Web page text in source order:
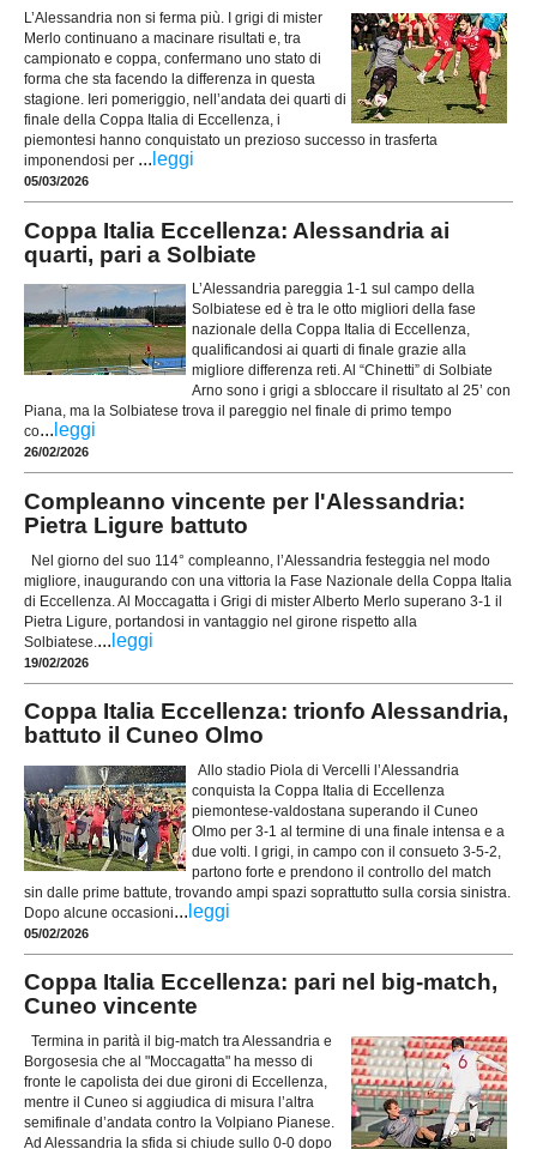
L’Alessandria non si ferma più. I grigi di mister
Merlo continuano a macinare risultati e, tra
campionato e coppa, confermano uno stato di
forma che sta facendo la differenza in questa
stagione. Ieri pomeriggio, nell’andata dei quarti di
finale della Coppa Italia di Eccellenza, i
piemontesi hanno conquistato un prezioso successo in trasferta
imponendosi per ... leggi
05/03/2026
Coppa Italia Eccellenza: Alessandria ai
quarti, pari a Solbiate
L’Alessandria pareggia 1-1 sul campo della
Solbiatese ed è tra le otto migliori della fase
nazionale della Coppa Italia di Eccellenza,
qualificandosi ai quarti di finale grazie alla
migliore differenza reti. Al “Chinetti” di Solbiate
Arno sono i grigi a sbloccare il risultato al 25’ con
Piana, ma la Solbiatese trova il pareggio nel finale di primo tempo
co... leggi
26/02/2026
Compleanno vincente per l'Alessandria:
Pietra Ligure battuto
Nel giorno del suo 114° compleanno, l’Alessandria festeggia nel modo
migliore, inaugurando con una vittoria la Fase Nazionale della Coppa Italia
di Eccellenza. Al Moccagatta i Grigi di mister Alberto Merlo superano 3-1 il
Pietra Ligure, portandosi in vantaggio nel girone rispetto alla
Solbiatese. ... leggi
19/02/2026
Coppa Italia Eccellenza: trionfo Alessandria,
battuto il Cuneo Olmo
Allo stadio Piola di Vercelli l’Alessandria
conquista la Coppa Italia di Eccellenza
piemontese-valdostana superando il Cuneo
Olmo per 3-1 al termine di una finale intensa e a
due volti. I grigi, in campo con il consueto 3-5-2,
partono forte e prendono il controllo del match
sin dalle prime battute, trovando ampi spazi soprattutto sulla corsia sinistra.
Dopo alcune occasioni... leggi
05/02/2026
Coppa Italia Eccellenza: pari nel big-match,
Cuneo vincente
Termina in parità il big-match tra Alessandria e
Borgosesia che al "Moccagatta" ha messo di
fronte le capolista dei due gironi di Eccellenza,
mentre il Cuneo si aggiudica di misura l’altra
semifinale d’andata contro la Volpiano Pianese.
Ad Alessandria la sfida si chiude sullo 0-0 dopo